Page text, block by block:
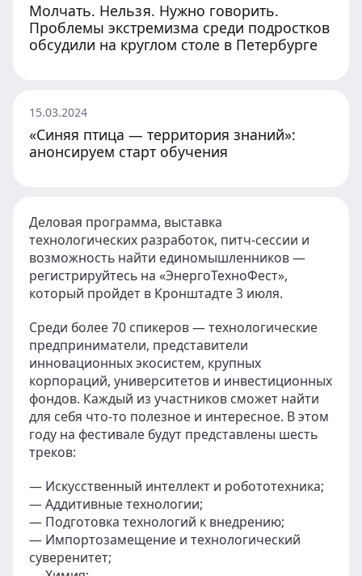
Молчать. Нельзя. Нужно говорить.
Проблемы экстремизма среди подростков
обсудили на круглом столе в Петербурге
15.03.2024
«Синяя птица — территория знаний»:
анонсируем старт обучения
Деловая программа, выставка
технологических разработок, питч-сессии и
возможность найти единомышленников —
регистрируйтесь на «ЭнергоТехноФест»,
который пройдет в Кронштадте 3 июля.
Среди более 70 спикеров — технологические
предприниматели, представители
инновационных экосистем, крупных
корпораций, университетов и инвестиционных
фондов. Каждый из участников сможет найти
для себя что-то полезное и интересное. В этом
году на фестивале будут представлены шесть
треков:
— Искусственный интеллект и робототехника;
— Аддитивные технологии;
— Подготовка технологий к внедрению;
— Импортозамещение и технологический
суверенитет;